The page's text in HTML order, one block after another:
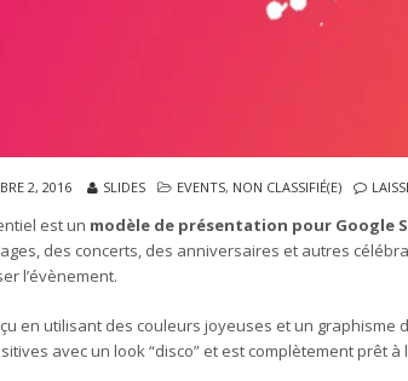
2, 2016 SLIDES EVENTS, NON CLASSIFIÉ(E)
est un modèle de présentation pour Google
des concerts, des anniversaires et autres
l’évènement.
en utilisant des couleurs joyeuses et un
avec un look “disco” et est complètement prêt à